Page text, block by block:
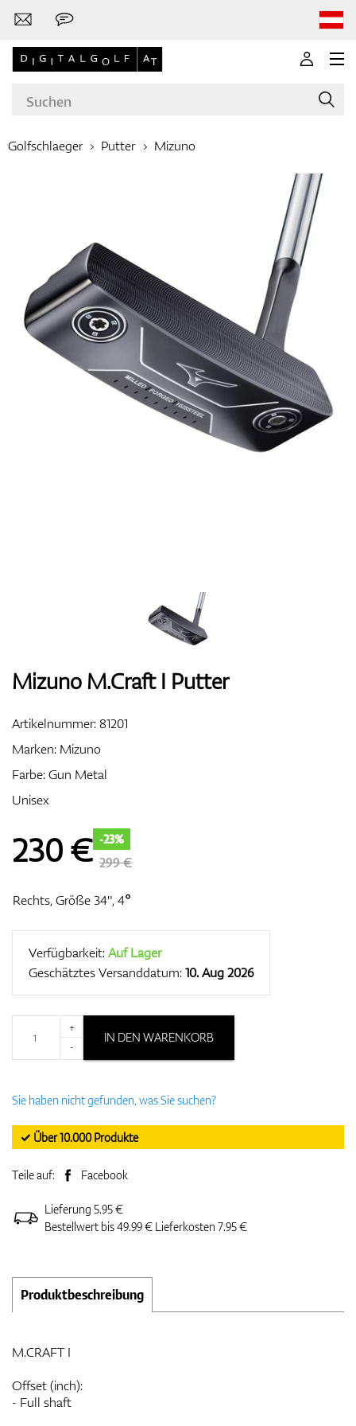
Bekleidung
Handschuhe
Bags
Entfernungsmesser & GPS
Golfschlaeger Putter Mizuno
Mizuno M.Craft I Putter
Artikelnummer:81201
Marken: Mizuno
Farbe: Gun Metal
Unisex
230€ -23%
299 €
Rechts, Größe 34", 4°
Verfügbarkeit:Auf Lager
Geschätztes Versanddatum:10. Aug 2026
+
-
IN DEN WARENKORB
Sie haben nicht gefunden, was Sie suchen?
✓ Über 10.000 Produkte
Teile auf: Facebook
Lieferung 5.95 €
Bestellwert bis 49.99 € Lieferkosten 7.95 €
Produktbeschreibung
M.CRAFT I
Offset (inch):
- Full shaft